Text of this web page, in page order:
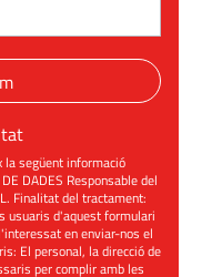
la següent informació
DE DADES Responsable del
Finalitat del tractament:
usuaris d'aquest formulari
en enviar-nos el
El personal, la direcció de
per complir amb les